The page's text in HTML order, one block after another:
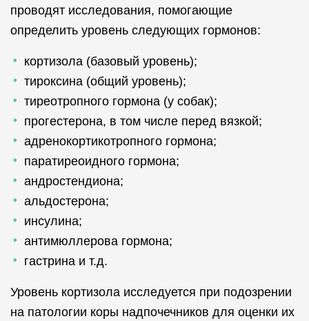
проводят исследования, помогающие
определить уровень следующих гормонов:
кортизола (базовый уровень);
тироксина (общий уровень);
тиреотропного гормона (у собак);
прогестерона, в том числе перед вязкой;
адренокортикотропного гормона;
паратиреоидного гормона;
андростендиона;
альдостерона;
инсулина;
антимюллерова гормона;
гастрина и т.д.
Уровень кортизола исследуется при подозрении
на патологии коры надпочечников для оценки их